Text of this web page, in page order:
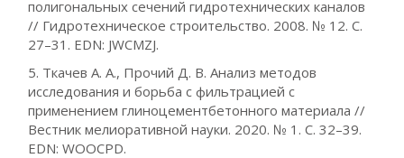
полигональных сечений гидротехнических каналов
// Гидротехническое строительство. 2008. № 12. С.
27–31. EDN: JWCMZJ.
5. Ткачев А. А., Прочий Д. В. Анализ методов
исследования и борьба с фильтрацией с
применением глиноцементбетонного материала //
Вестник мелиоративной науки. 2020. № 1. С. 32–39.
EDN: WOOCPD.